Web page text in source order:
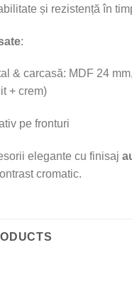
și rezistență în
:
& carcasă: MDF 24
+ crem)
pe fronturi
elegante cu finisaj
cromatic.